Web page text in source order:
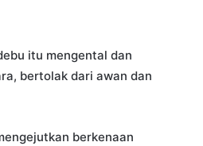
itu mengental dan
bertolak dari awan dan
berkenaan